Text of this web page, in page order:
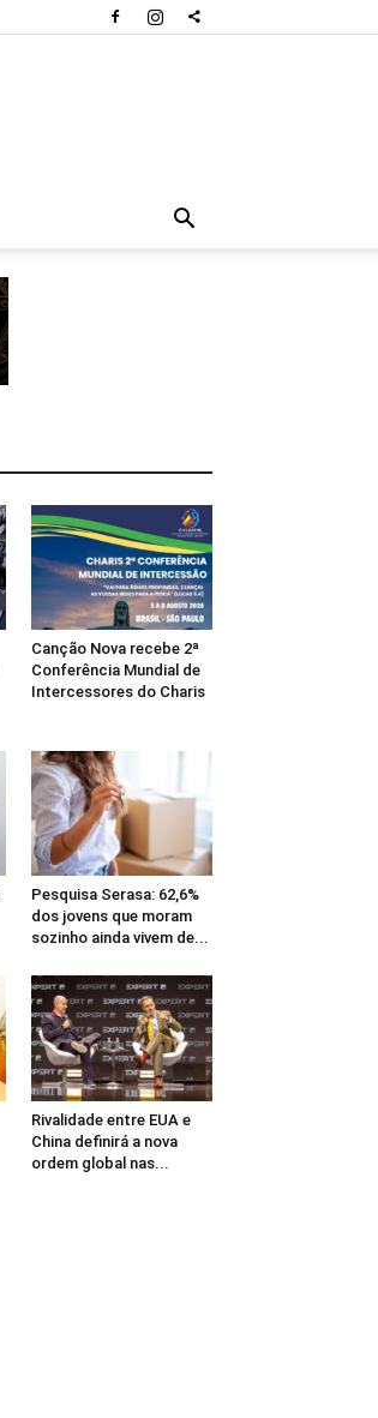
Canção Nova recebe 2ª
Conferência Mundial de
Intercessores do Charis
Pesquisa Serasa: 62,6%
dos jovens que moram
sozinho ainda vivem de...
Rivalidade entre EUA e
China definirá a nova
ordem global nas...